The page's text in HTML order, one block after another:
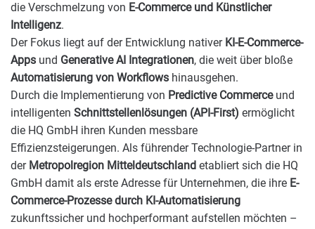
die Verschmelzung von E-Commerce und Künstlicher
Intelligenz.
Der Fokus liegt auf der Entwicklung nativer KI-E-Commerce-
Apps und Generative AI Integrationen, die weit über bloße
Automatisierung von Workflows hinausgehen.
Durch die Implementierung von Predictive Commerceund
intelligenten Schnittstellenlösungen (API-First) ermöglicht
die HQ GmbH ihren Kunden messbare
Effizienzsteigerungen. Als führender Technologie-Partner in
der Metropolregion Mitteldeutschland etabliert sich die HQ
GmbH damit als erste Adresse für Unternehmen, die ihre E-
Commerce-Prozesse durch KI-Automatisierung
zukunftssicher und hochperformant aufstellen möchten –